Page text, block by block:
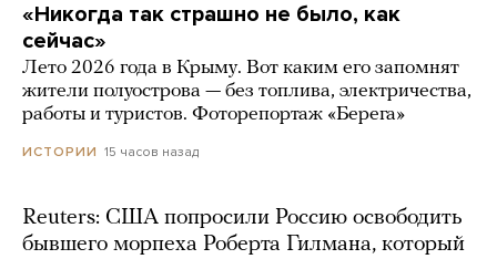
«Никогда так страшно не было, как
сейчас»
Лето 2026 года в Крыму. Вот каким его запомнят
жители полуострова — без топлива, электричества,
работы и туристов. Фоторепортаж «Берега»
ИСТОРИИ 15 часов назад
Reuters: США попросили Россию освободить
бывшего морпеха Роберта Гилмана, который